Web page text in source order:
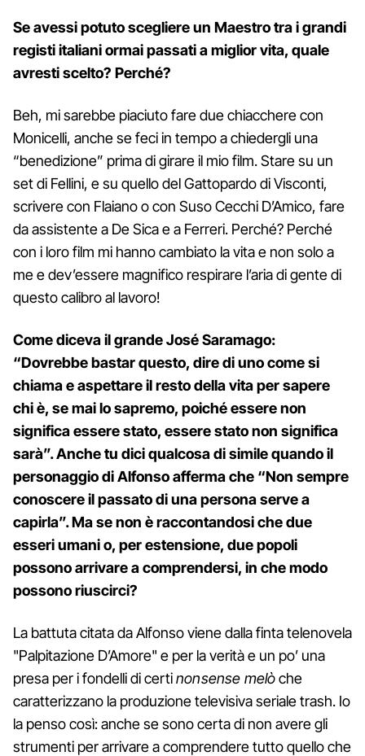
Se avessi potuto scegliere un Maestro tra i grandi
registi italiani ormai passati a miglior vita, quale
avresti scelto? Perché?
Beh, mi sarebbe piaciuto fare due chiacchere con
Monicelli, anche se feci in tempo a chiedergli una
“benedizione” prima di girare il mio film. Stare su un
set di Fellini, e su quello del Gattopardo di Visconti,
scrivere con Flaiano o con Suso Cecchi D’Amico, fare
da assistente a De Sica e a Ferreri. Perché? Perché
con i loro film mi hanno cambiato la vita e non solo a
me e dev’essere magnifico respirare l’aria di gente di
questo calibro al lavoro!
Come diceva il grande José Saramago:
“Dovrebbe bastar questo, dire di uno come si
chiama e aspettare il resto della vita per sapere
chi è, se mai lo sapremo, poiché essere non
significa essere stato, essere stato non significa
sarà”. Anche tu dici qualcosa di simile quando il
personaggio di Alfonso afferma che “Non sempre
conoscere il passato di una persona serve a
capirla”. Ma se non è raccontandosi che due
esseri umani o, per estensione, due popoli
possono arrivare a comprendersi, in che modo
possono riuscirci?
La battuta citata da Alfonso viene dalla finta telenovela
"Palpitazione D’Amore" e per la verità e un po’ una
presa per i fondelli di certinonsense melòche
caratterizzano la produzione televisiva seriale trash. Io
la penso così: anche se sono certa di non avere gli
strumenti per arrivare a comprendere tutto quello che